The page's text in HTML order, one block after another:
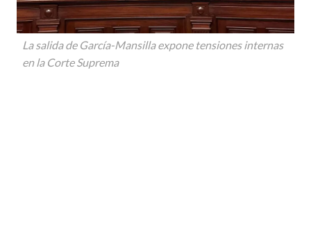
La salida de García-Mansilla expone tensiones internas
en la Corte Suprema